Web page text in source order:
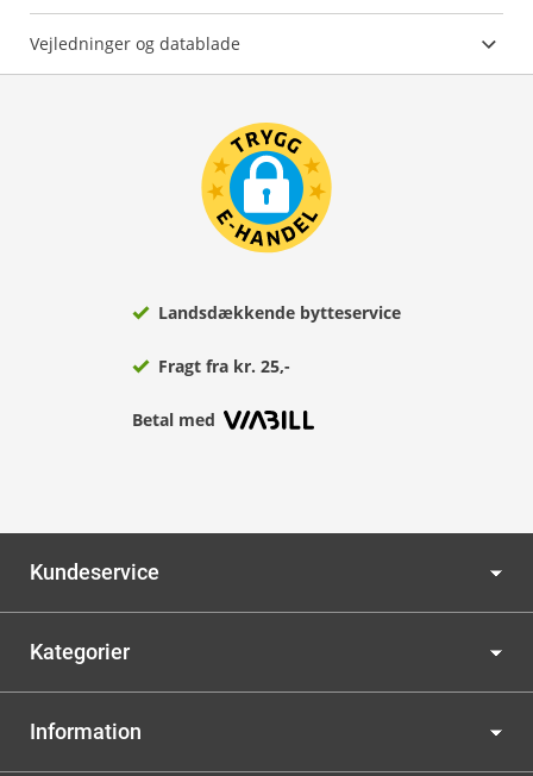
Vejledninger og datablade
Landsdækkende bytteservice
Fragt fra kr. 25,-
Betal med
Kundeservice
Kategorier
Information